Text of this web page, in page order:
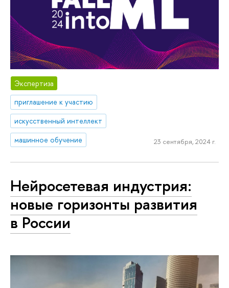
Экспертиза
приглашение к участию
искусственный интеллект
машинное обучение
23 сентября, 2024 г.
Нейросетевая индустрия:
новые горизонты развития
в России